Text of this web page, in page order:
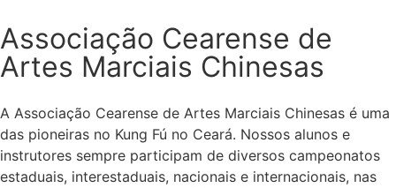
Associação Cearense de
Artes Marciais Chinesas
A Associação Cearense de Artes Marciais Chinesas é uma
das pioneiras no Kung Fú no Ceará. Nossos alunos e
instrutores sempre participam de diversos campeonatos
estaduais, interestaduais, nacionais e internacionais, nas